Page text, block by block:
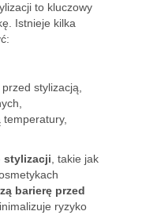
to kluczowy
Istnieje kilka
stylizacją,
stylizacji , takie jak
barierę przed
ryzyko